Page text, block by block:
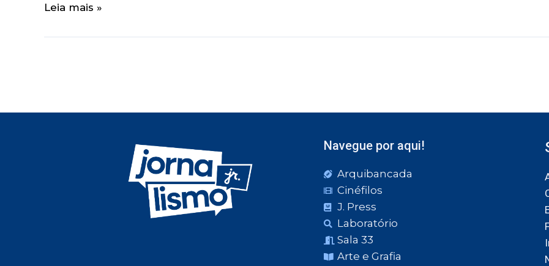
Leia mais »
Navegue por aqui!
Arquibancada
Cinéfilos
J. Press
Laboratório
Sala 33
Arte e Grafia